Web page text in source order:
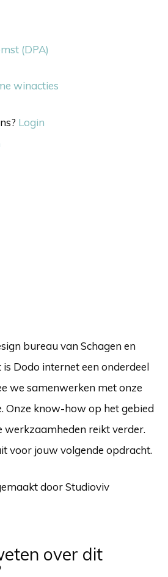
(DPA)
winacties
Login
bureau van Schagen en
Dodo internet een onderdeel
we samenwerken met onze
Onze know-how op het gebied
werkzaamheden reikt verder.
voor jouw volgende opdracht.
door Studioviv
over dit